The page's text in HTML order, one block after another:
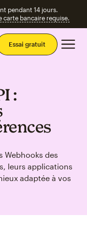
pendant 14 jours.
bancaire requise.
Essai gratuit
:
Webhooks des
leurs applications
adaptée à vos